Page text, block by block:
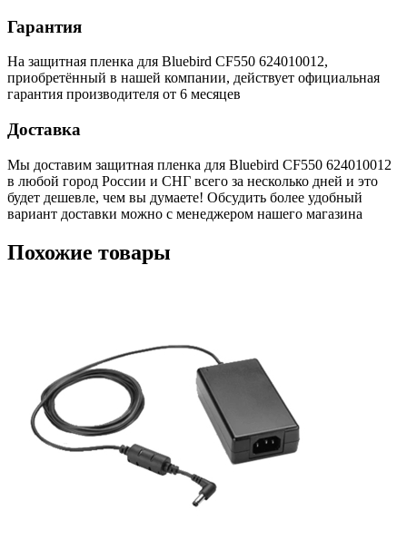
Гарантия
На защитная пленка для Bluebird CF550 624010012,
приобретённый в нашей компании, действует официальная
гарантия производителя от 6 месяцев
Доставка
Мы доставим защитная пленка для Bluebird CF550 624010012
в любой город России и СНГ всего за несколько дней и это
будет дешевле, чем вы думаете! Обсудить более удобный
вариант доставки можно с менеджером нашего магазина
Похожие товары